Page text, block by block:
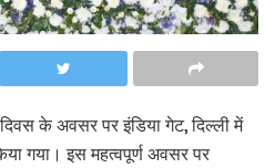
के अवसर पर इंडिया गेट, दिल्ली में
गया। इस महत्वपूर्ण अवसर पर